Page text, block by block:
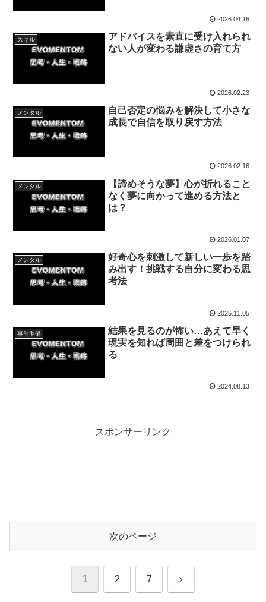
2026.04.16
スキル
アドバイスを素直に受け入れられ
ない人が変わる謙虚さの育て方
2026.02.23
メンタル
自己否定の悩みを解決して小さな
成長で自信を取り戻す方法
2026.02.16
メンタル
【諦めそうな夢】心が折れること
なく夢に向かって進める方法と
は？
2026.01.07
メンタル
好奇心を刺激して新しい一歩を踏
み出す！挑戦する自分に変わる思
考法
2025.11.05
事前準備
結果を見るのが怖い…あえて早く
現実を知れば周囲と差をつけられ
る
2024.08.13
スポンサーリンク
次のページ
1 2 7 次